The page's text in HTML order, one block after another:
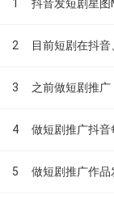
1 抖音发短剧星图
2
3 之前做短剧推
4 做短剧推广抖音
5 做短剧推广作品